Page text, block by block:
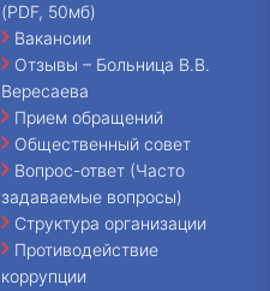
(PDF, 50мб)
Вакансии
Отзывы – Больница В.В.
Вересаева
Прием обращений
Общественный совет
Вопрос-ответ (Часто
задаваемые вопросы)
Структура организации
Противодействие
коррупции